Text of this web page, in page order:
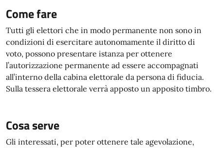
Come fare
Tutti gli elettori che in modo permanente non sono in
condizioni di esercitare autonomamente il diritto di
voto, possono presentare istanza per ottenere
l’autorizzazione permanente ad essere accompagnati
all’interno della cabina elettorale da persona di fiducia.
Sulla tessera elettorale verrà apposto un apposito timbro.
Cosa serve
Gli interessati, per poter ottenere tale agevolazione,